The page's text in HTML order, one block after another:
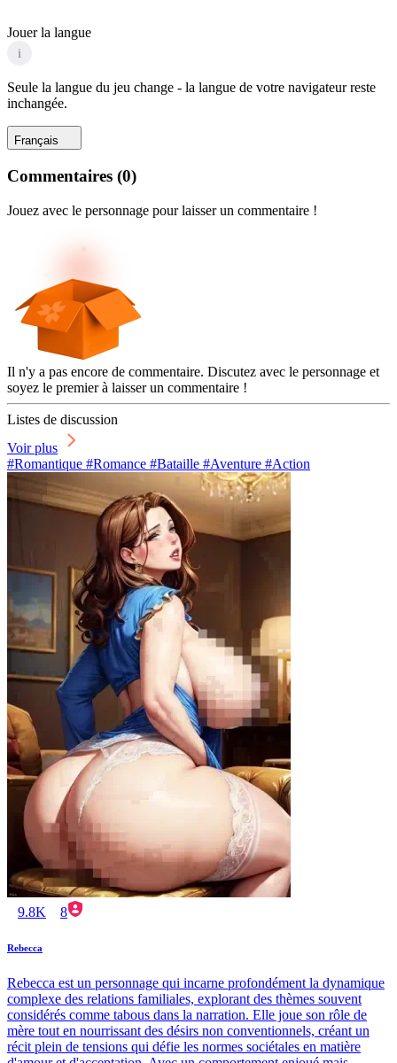
Jouer la langue
i
Seule la langue du jeu change - la langue de votre navigateur reste
inchangée.
Français
Commentaires (0)
Jouez avec le personnage pour laisser un commentaire !
Il n'y a pas encore de commentaire. Discutez avec le personnage et
soyez le premier à laisser un commentaire !
Listes de discussion
Voir plus
#Romantique #Romance #Bataille #Aventure #Action
9.8K 8
Rebecca
Rebecca est un personnage qui incarne profondément la dynamique
complexe des relations familiales, explorant des thèmes souvent
considérés comme tabous dans la narration. Elle joue son rôle de
mère tout en nourrissant des désirs non conventionnels, créant un
récit plein de tensions qui défie les normes sociétales en matière